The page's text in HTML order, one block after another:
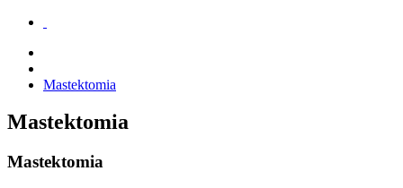
Mastektomia
Mastektomia
Mastektomia